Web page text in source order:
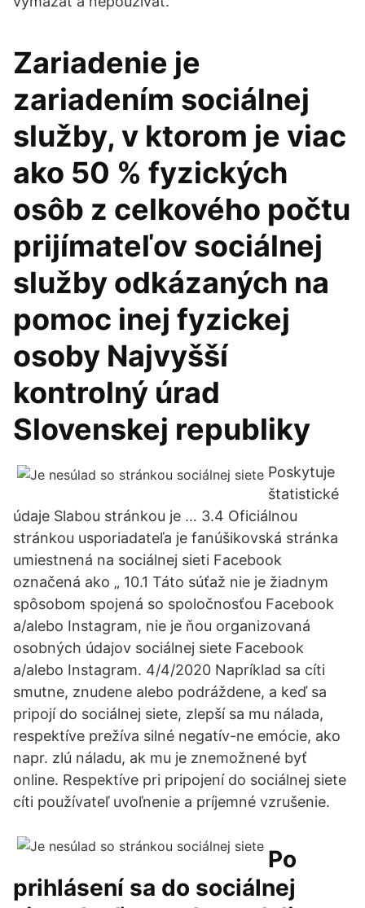
Zariadenie je
zariadením sociálnej
služby, v ktorom je viac
ako 50 % fyzických
osôb z celkového počtu
prijímateľov sociálnej
služby odkázaných na
pomoc inej fyzickej
osoby Najvyšší
kontrolný úrad
Slovenskej republiky
Poskytuje
štatistické
údaje Slabou stránkou je … 3.4 Oficiálnou
stránkou usporiadateľa je fanúšikovská stránka
umiestnená na sociálnej sieti Facebook
označená ako „ 10.1 Táto súťaž nie je žiadnym
spôsobom spojená so spoločnosťou Facebook
a/alebo Instagram, nie je ňou organizovaná
osobných údajov sociálnej siete Facebook
a/alebo Instagram. 4/4/2020 Napríklad sa cíti
smutne, znudene alebo podráždene, a keď sa
pripojí do sociálnej siete, zlepší sa mu nálada,
respektíve prežíva silné negatív-ne emócie, ako
napr. zlú náladu, ak mu je znemožnené byť
online. Respektíve pri pripojení do sociálnej siete
cíti používateľ uvoľnenie a príjemné vzrušenie.
Po
prihlásení sa do sociálnej